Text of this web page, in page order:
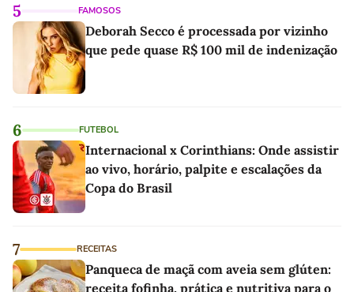
5 FAMOSOS
Deborah Secco é processada por vizinho
que pede quase R$ 100 mil de indenização
6 FUTEBOL
Internacional x Corinthians: Onde assistir
ao vivo, horário, palpite e escalações da
Copa do Brasil
7 RECEITAS
Panqueca de maçã com aveia sem glúten:
receita fofinha, prática e nutritiva para o